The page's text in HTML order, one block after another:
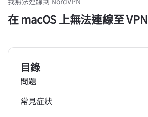
在 macOS 上無法連線至 VPN
目錄
問題
常見症狀